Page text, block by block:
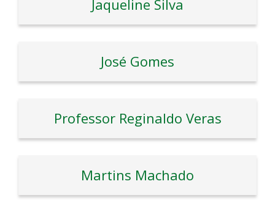
Jaqueline Silva
José Gomes
Professor Reginaldo Veras
Martins Machado